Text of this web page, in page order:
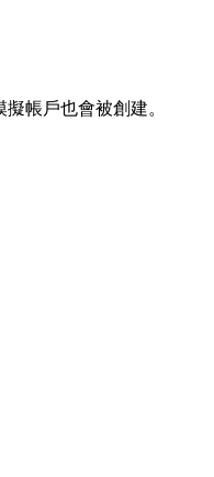
帳戶也會被創建。